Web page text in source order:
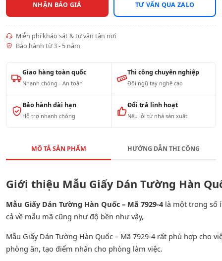
NHẬN BÁO GIÁ TƯ VẤN QUA ZALO
Miễn phí khảo sát & tư vấn tận nơi
Bảo hành từ 3 - 5 năm
Giao hàng toàn quốc
Nhanh chóng - An toàn
Thi công chuyên nghiệp
Đội ngũ tay nghề cao
Bảo hành dài hạn
Hỗ trợ nhanh chóng
Đổi trả linh hoạt
Nếu lỗi từ nhà sản xuất
MÔ TẢ SẢN PHẨM HƯỚNG DẪN THI CÔNG
Giới thiệu Mẫu Giấy Dán Tường Hàn
Mẫu Giấy Dán Tường Hàn Quốc – Mã 7929-4 là một trong số
cả về mẫu mã cũng như độ bền như vậy,
Mẫu Giấy Dán Tường Hàn Quốc – Mã 7929-4 rất phù hợp
phòng ăn, tạo điểm nhấn cho phòng làm việc.